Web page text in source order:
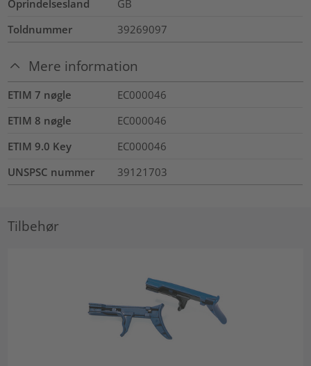
Oprindelsesland
GB
Toldnummer
39269097
Mere information
ETIM 7 nøgle
EC000046
ETIM 8 nøgle
EC000046
ETIM 9.0 Key
EC000046
UNSPSC nummer
39121703
Tilbehør